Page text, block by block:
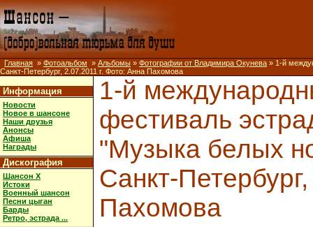
Главная » Фотоальбом » Альбомы » Фотографии от Владимира Окунева » 1-й
Санкт-Петербург, 2.07.2011 г. Фото: Анна Пахомова
Информация
Новости
Новое в шансоне
Наши друзья
Анонсы
Афиша
Награды
Дискография
Шансон X
Истоки
Военный шансон
Песни цыган
Барды
Ретро, эстрада ...
1-й
фестиваль
"Музыка белых
Санкт-
Пахомова